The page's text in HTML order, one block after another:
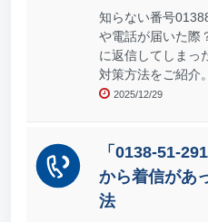
知らない番号
や電話が届いた際
に返信してしまっ
対策方法をご紹介。
2025/12/29
「0138-51-
から着信があ
法